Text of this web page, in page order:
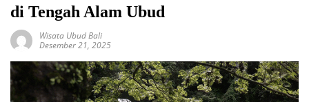
di Tengah Alam Ubud
Wisata Ubud Bali
Desember 21, 2025